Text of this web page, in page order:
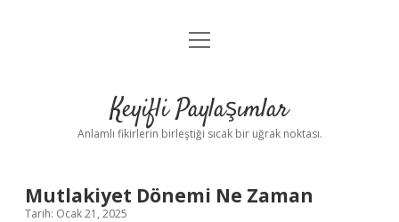
Anasayfa
Yasal Uyarı
menüyü
Keyifli Paylaşımlar
Anlamlı fikirlerin birleştiği sıcak bir uğrak noktası.
Mutlakiyet Dönemi Ne Zaman
Tarih: Ocak 21, 2025